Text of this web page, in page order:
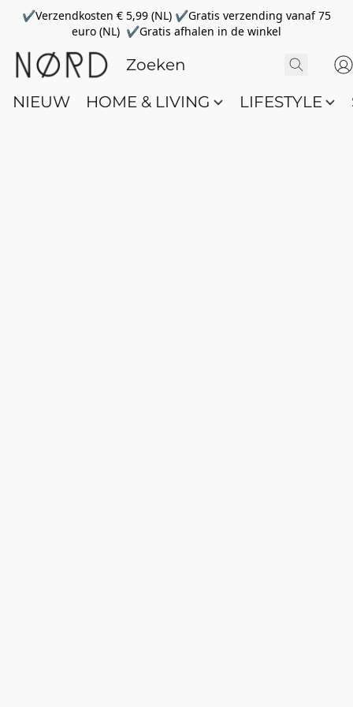
✔Verzendkosten € 5,99 (NL) ✔Gratis verzending vanaf 75
euro (NL) ✔Gratis afhalen in de winkel
NIEUW HOME & LIVING LIFESTYLE